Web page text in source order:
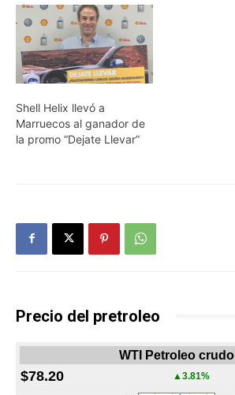
Shell Helix llevó a
Marruecos al ganador de
la promo “Dejate Llevar”
Precio del pretroleo
WTI Petroleo crudo
$78.20 ▲3.81%